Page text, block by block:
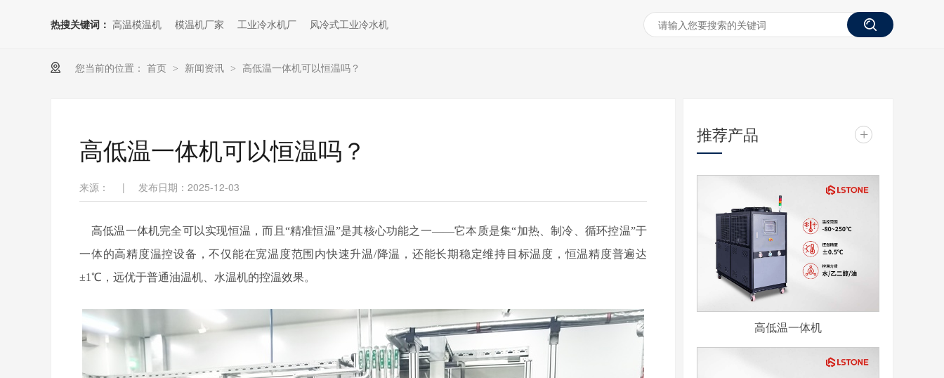
热搜关键词： 高温模温机 模温机厂家 工业冷水机厂 风冷式工业冷水机
您当前的位置： 首页 > 新闻资讯 > 高低温一体机可以恒温吗？
高低温一体机可以恒温吗？
来源： | 发布日期：2025-12-03
高低温一体机完全可以实现恒温，而且“精准恒温”是其核心功能之一——它本质是集“加热、制冷、循环控温”于
一体的高精度温控设备，不仅能在宽温度范围内快速升温/降温，还能长期稳定维持目标温度，恒温精度普遍达
±1℃，远优于普通油温机、水温机的控温效果。
推荐产品 +
高低温一体机